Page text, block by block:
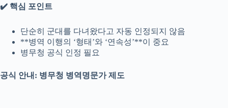
✔️ 핵심 포인트
단순히 군대를 다녀왔다고 자동 인정되지 않음
**병역 이행의 ‘형태’와 ‘연속성’**이 중요
병무청 공식 인정 필요
공식 안내: 병무청 병역명문가 제도